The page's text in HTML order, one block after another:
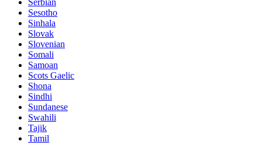
Sesotho
Sinhala
Slovak
Slovenian
Somali
Samoan
Scots Gaelic
Shona
Sindhi
Sundanese
Swahili
Tajik
Tamil